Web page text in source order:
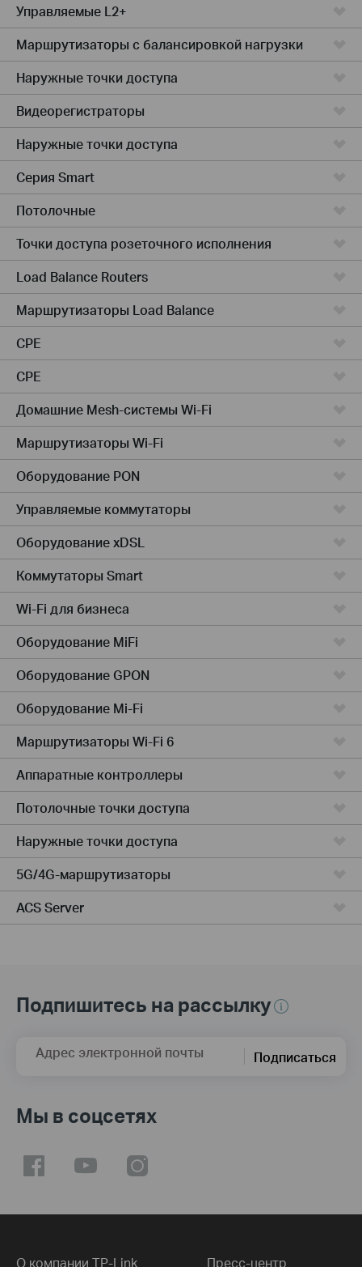
Управляемые L2+
Маршрутизаторы с балансировкой нагрузки
Наружные точки доступа
Видеорегистраторы
Наружные точки доступа
Серия Smart
Потолочные
Точки доступа розеточного исполнения
Load Balance Routers
Маршрутизаторы Load Balance
CPE
CPE
Домашние Mesh-системы Wi-Fi
Маршрутизаторы Wi-Fi
Оборудование PON
Управляемые коммутаторы
Оборудование xDSL
Коммутаторы Smart
Wi-Fi для бизнеса
Оборудование MiFi
Оборудование GPON
Оборудование Mi-Fi
Маршрутизаторы Wi-Fi 6
Аппаратные контроллеры
Потолочные точки доступа
Наружные точки доступа
5G/4G-маршрутизаторы
ACS Server
Подпишитесь на рассылку
Адрес электронной почты Подписаться
Мы в соцсетях
О компании TP-Link Пресс-центр